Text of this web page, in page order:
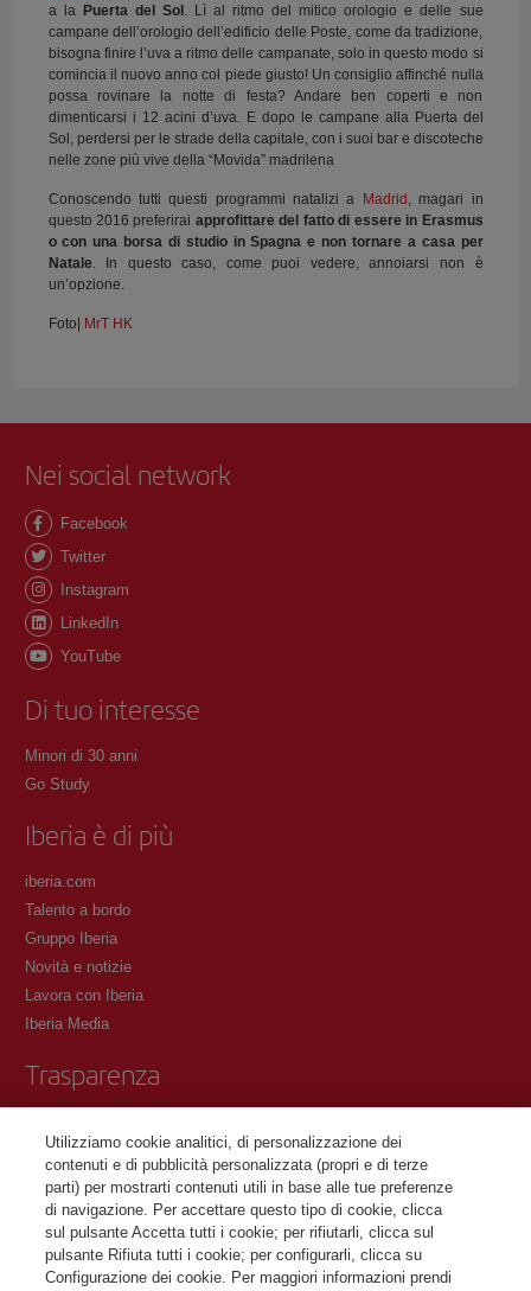
a la Puerta del Sol . Lì al ritmo del mitico orologio e delle sue
campane dell’orologio dell’edificio delle Poste, come da tradizione,
bisogna finire l’uva a ritmo delle campanate, solo in questo modo si
comincia il nuovo anno col piede giusto! Un consiglio affinché nulla
possa rovinare la notte di festa? Andare ben coperti e non
dimenticarsi i 12 acini d’uva. E dopo le campane alla Puerta del
Sol, perdersi per le strade della capitale, con i suoi bar e discoteche
nelle zone più vive della “Movida” madrilena
Conoscendo tutti questi programmi natalizi a Madrid , magari in
questo 2016 preferirai approfittare del fatto di essere in Erasmus
o con una borsa di studio in Spagna e non tornare a casa per
Natale. In questo caso, come puoi vedere, annoiarsi non è
un’opzione.
Foto| MrT HK
Nei social network
Facebook
Twitter
Instagram
LinkedIn
YouTube
Di tuo interesse
Minori di 30 anni
Go Study
Iberia è di più
iberia.com
Talento a bordo
Gruppo Iberia
Novità e notizie
Lavora con Iberia
Iberia Media
Trasparenza
Condizioni di registrazione su iberia.com
Informativa sulla protezione dei dati personali
Gestione e informativa sui cookie
Contattaci
Utilizziamo cookie analitici, di personalizzazione dei
contenuti e di pubblicità personalizzata (propri e di terze
parti) per mostrarti contenuti utili in base alle tue preferenze
di navigazione. Per accettare questo tipo di cookie, clicca
sul pulsante Accetta tutti i cookie; per rifiutarli, clicca sul
pulsante Rifiuta tutti i cookie; per configurarli, clicca su
Configurazione dei cookie. Per maggiori informazioni prendi